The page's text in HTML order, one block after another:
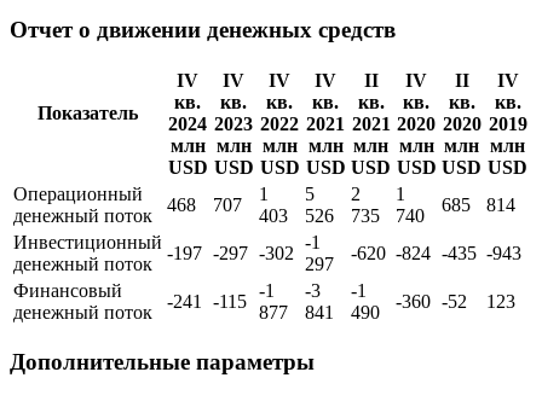
Отчет о движении денежных средств
Показатель
IV
кв.
2024
млн
USD
IV
кв.
2023
млн
USD
IV
кв.
2022
млн
USD
IV
кв.
2021
млн
USD
II
кв.
2021
млн
USD
IV
кв.
2020
млн
USD
II
кв.
2020
млн
USD
IV
кв.
2019
млн
USD
Операционный
денежный поток
468 707
1
403
5
526
2
735
1
740
685
814
Инвестиционный
денежный поток
-197 -297 -302
-1
297
-620 -824 -435 -943
Финансовый
денежный поток
-241 -115
-1
877
-3
841
-1
490
-360 -52 123
Дополнительные параметры